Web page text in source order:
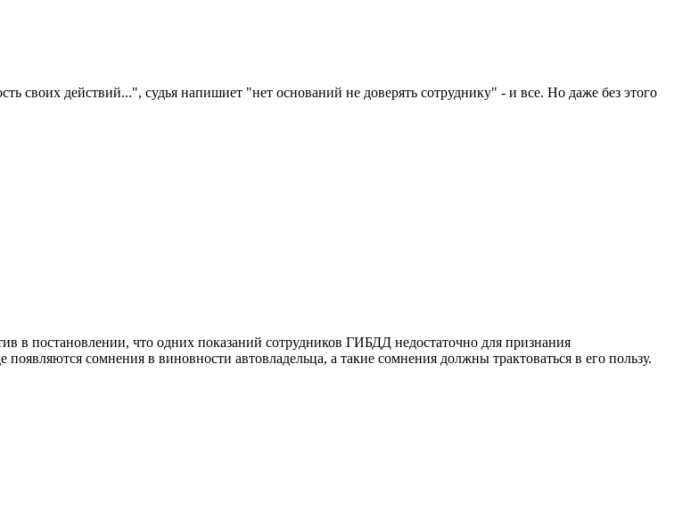
своих действий...", судья напишиет "нет оснований не доверять сотруднику" - и все. Но даже без этого
постановлении, что одних показаний сотрудников ГИБДД недостаточно для признания
сомнения в виновности автовладельца, а такие сомнения должны трактоваться в его пользу.